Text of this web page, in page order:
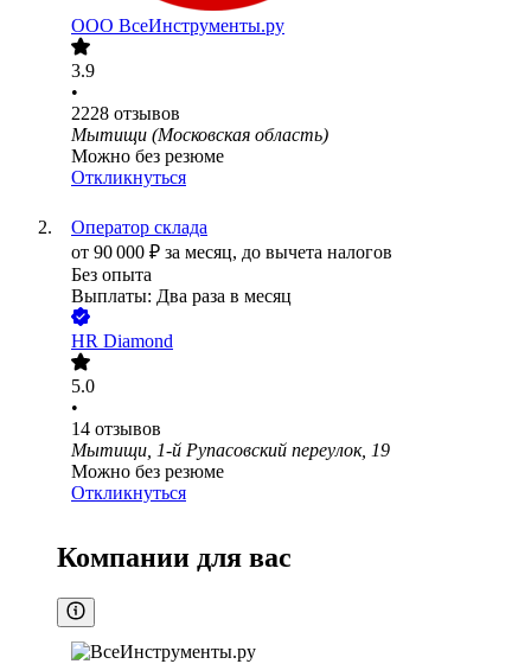
ООО ВсеИнструменты.ру
3.9
•
2228 отзывов
Мытищи (Московская область)
Можно без резюме
Откликнуться
Оператор склада
от 90 000 ₽ за месяц, до вычета налогов
Без опыта
Выплаты: Два раза в месяц
HR Diamond
5.0
•
14 отзывов
Мытищи, 1-й Рупасовский переулок, 19
Можно без резюме
Откликнуться
Компании для вас